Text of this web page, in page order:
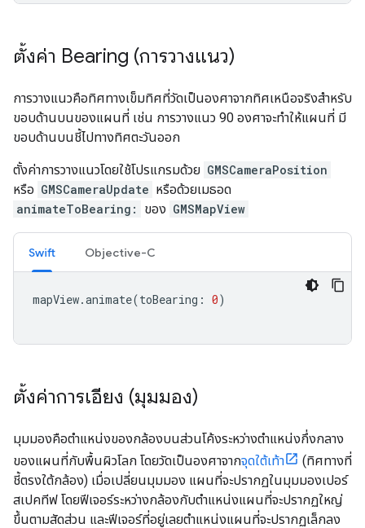
ตั้งค่า Bearing (การวางแนว)
การวางแนวคือทิศทางเข็มทิศที่วัดเป็นองศาจากทิศเหนือจริงสำหรับ
ขอบด้านบนของแผนที่ เช่น การวางแนว 90 องศาจะทำให้แผนที่ มี
ขอบด้านบนชี้ไปทางทิศตะวันออก
ตั้งค่าการวางแนวโดยใช้โปรแกรมด้วย GMSCameraPosition
หรือ GMSCameraUpdate หรือด้วยเมธอด
animateToBearing:
ของ GMSMapView
Swift Objective-C
mapView.animate(toBearing : 0)
ตั้งค่าการเอียง (มุมมอง)
มุมมองคือตำแหน่งของกล้องบนส่วนโค้งระหว่างตำแหน่งกึ่งกลาง
ของแผนที่กับพื้นผิวโลก โดยวัดเป็นองศาจากจุดใต้เท้า
(ทิศทางที่
ชี้ตรงใต้กล้อง) เมื่อเปลี่ยนมุมมอง แผนที่จะปรากฏในมุมมองเปอร์
สเปคทีฟ โดยฟีเจอร์ระหว่างกล้องกับตำแหน่งแผนที่จะปรากฏใหญ่
ขึ้นตามสัดส่วน และฟีเจอร์ที่อยู่เลยตำแหน่งแผนที่จะปรากฏเล็กลง